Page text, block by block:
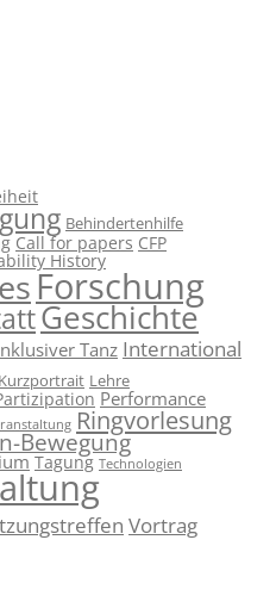
Behindertenhilfe
Call for papers CFP
History
Forschung
Geschichte
Tanz International
Kurzportrait Lehre
Performance
Ringvorlesung
Bewegung
Tagung Technologien
Vortrag